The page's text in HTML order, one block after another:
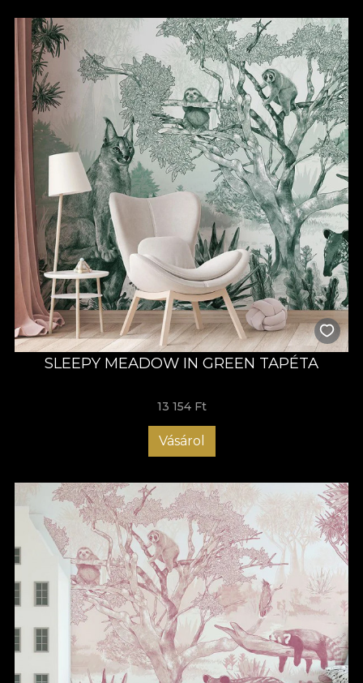
SLEEPY MEADOW IN GREEN TAPÉTA
13 154 Ft
Vásárol